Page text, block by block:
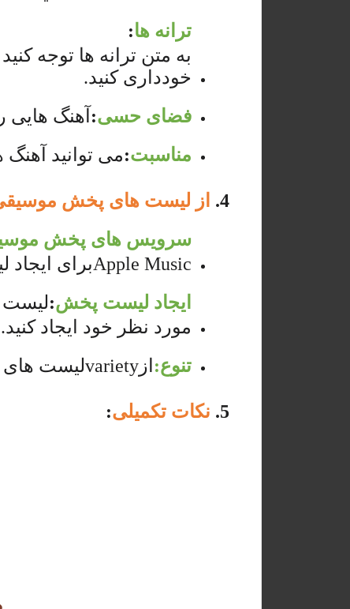
ترانه ها:
به متن ترانه ها توجه
خودداری کنید.
فضای حسی: آهنگ هایی
مناسبت:می توانید
4. از لیست های پخش موسیقی
سرویس های پخش
Apple Musicبرای
ایجاد لیست پخش:لیست
مورد نظر خود ایجاد کنید.
تنوع: از varietyلیست های
5. نکات تکمیلی: